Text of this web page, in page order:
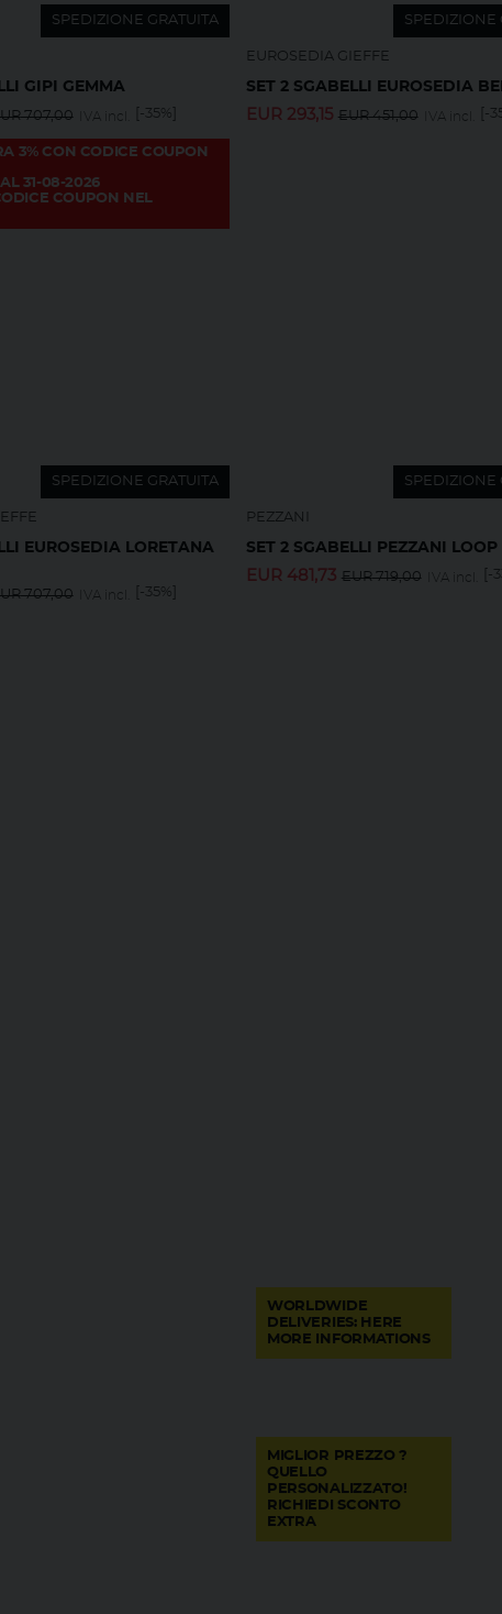
SPEDIZIONE GRATUITA
GIPI GEMMA
707,00 IVA incl. [-35%]
3% CON CODICE COUPON
31-08-2026
COUPON NEL
SPEDIZIONE
EUROSEDIA GIEFFE
SET 2 SGABELLI EUROSEDIA
EUR 293,15 EUR451,00 IVA incl. [-
SPEDIZIONE GRATUITA
EUROSEDIA LORETANA
707,00 IVA incl. [-35%]
SPEDIZIONE
PEZZANI
SET 2 SGABELLI PEZZANI LOOP
EUR 481,73 EUR719,00 IVA incl. [-
WORLDWIDE
DELIVERIES: HERE
MORE INFORMATIONS
MIGLIOR PREZZO ?
QUELLO
PERSONALIZZATO!
RICHIEDI SCONTO
EXTRA